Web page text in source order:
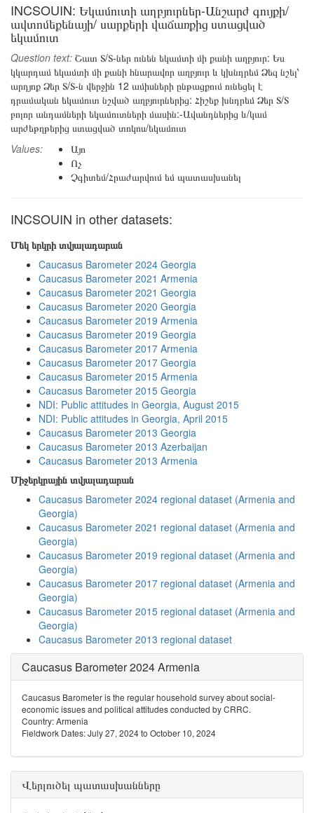
INCSOUIN: Եկամուտի աղբյուրներ-Անշարժ գույքի/
ավտոմեքենայի/ սարքերի վաճառքից ստացված
եկամուտ
Question text: Շատ Տ/Տ-ներ ունեն եկամտի մի քանի աղբյուր: Ես
կկարդամ եկամտի մի քանի հնարավոր աղբյուր և կխնդրեմ Ձեզ նշել՝
արդյոք Ձեր Տ/Տ-ն վերջին 12 ամիսների ընթացքում ունեցել է
դրամական եկամուտ նշված աղբյուրներից: Հիշեք խնդրեմ Ձեր Տ/Տ
բոլոր անդամների եկամուտների մասին:-Ավանդներից և/կամ
արժեթղթերից ստացված տոկոս/եկամուտ
Values:
Այո
Ոչ
Չգիտեմ/Հրաժարվում եմ պատասխանել
INCSOUIN in other datasets:
Մեկ երկրի տվյալադարան
Caucasus Barometer 2024 Georgia
Caucasus Barometer 2021 Armenia
Caucasus Barometer 2021 Georgia
Caucasus Barometer 2020 Georgia
Caucasus Barometer 2019 Armenia
Caucasus Barometer 2019 Georgia
Caucasus Barometer 2017 Armenia
Caucasus Barometer 2017 Georgia
Caucasus Barometer 2015 Armenia
Caucasus Barometer 2015 Georgia
NDI: Public attitudes in Georgia, August 2015
NDI: Public attitudes in Georgia, April 2015
Caucasus Barometer 2013 Georgia
Caucasus Barometer 2013 Azerbaijan
Caucasus Barometer 2013 Armenia
Միջերկրային տվյալադարան
Caucasus Barometer 2024 regional dataset (Armenia and
Georgia)
Caucasus Barometer 2021 regional dataset (Armenia and
Georgia)
Caucasus Barometer 2019 regional dataset (Armenia and
Georgia)
Caucasus Barometer 2017 regional dataset (Armenia and
Georgia)
Caucasus Barometer 2015 regional dataset (Armenia and
Georgia)
Caucasus Barometer 2013 regional dataset
Caucasus Barometer 2024 Armenia
Caucasus Barometer is the regular household survey about social-
economic issues and political attitudes conducted by CRRC.
Country: Armenia
Fieldwork Dates: July 27, 2024 to October 10, 2024
Վերլուծել պատասխանները